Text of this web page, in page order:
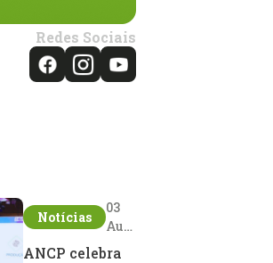
Redes Sociais
Notícias
03
Aug
ANCP celebra